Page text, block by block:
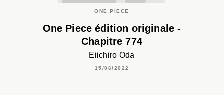
ONE PIECE
One Piece édition originale -
Chapitre 774
Eiichiro Oda
15/06/2022